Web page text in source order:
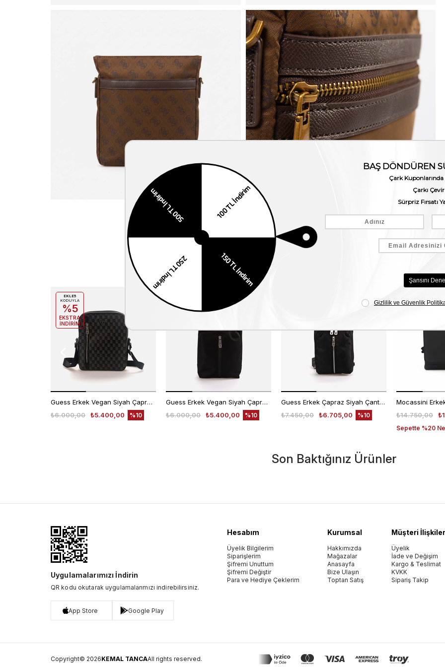
Guess Erkek Vegan Siyah Çapraz & Postacı Çanta
₺5.400,00
₺6.000,00 %10
EKLE5
KODUYLA
%5
EKSTRA
İNDİRİM
Guess Erkek Vegan Siyah Çapraz & Postacı Çanta
₺5.400,00
₺6.000,00 %10
%5
Guess Erkek Çapraz Siyah Çanta HMLUHNP5117
₺6.705,00
₺7.450,00 %10 ₺14.750,00
Sepette %20
KODUYLA
%5
Son Baktığınız Ürünler
Uygulamalarımızı İndirin
QR kodu okutarak uygulamalarımızı indirebilirsiniz.
App Store Google Play
Hesabım
Üyelik Bilgilerim
Siparişlerim
Şifremi Unuttum
Şifremi Değiştir
Para ve Hediye Çeklerim
Kurumsal
Hakkımızda
Mağazalar
Anasayfa
Bize Ulaşın
Toptan Satış
Müşteri
Üyelik
İade ve Değişim
Kargo & Teslimat
KVKK
Sipariş Takip
Copyright© 2026KEMAL TANCAAll rights reserved.